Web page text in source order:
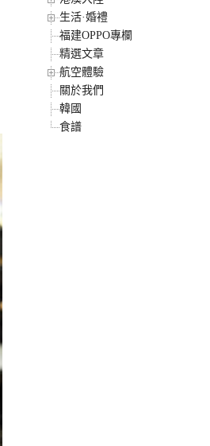
生活·婚禮
福建OPPO專欄
精選文章
航空體驗
關於我們
韓國
食譜